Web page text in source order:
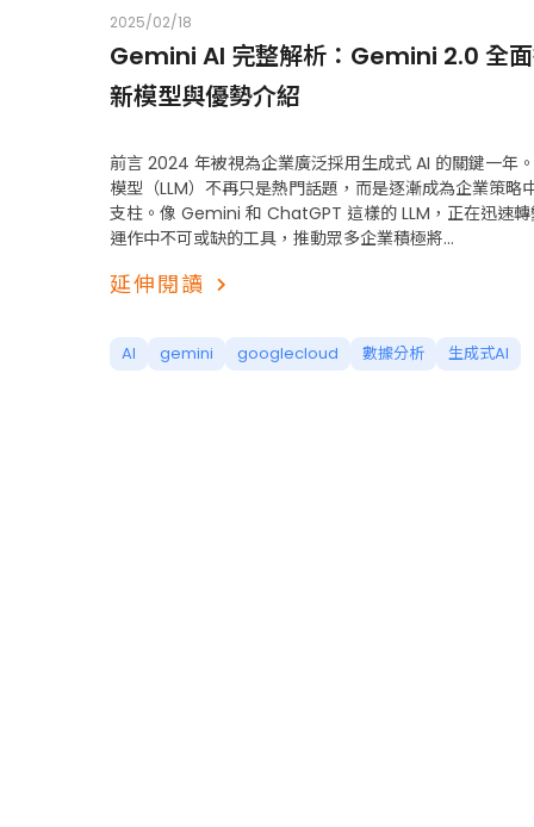
2025/02/18
Gemini AI 完整解析：Gemini 2.0 全
新模型與優勢介紹
前言 2024 年被視為企業廣泛採用生成式 AI 的關鍵一年
模型（LLM）不再只是熱門話題，而是逐漸成為企業策略
支柱。像 Gemini 和 ChatGPT 這樣的 LLM，正在迅速
運作中不可或缺的工具，推動眾多企業積極將...
延伸閱讀
AI gemini googlecloud 數據分析 生成式AI